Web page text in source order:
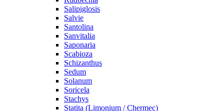
Salipiglosis
Salvie
Santolina
Sanvitalia
Saponaria
Scabioza
Schizanthus
Sedum
Solanum
Soricela
Stachys
Statita (Limonium / Chermec)